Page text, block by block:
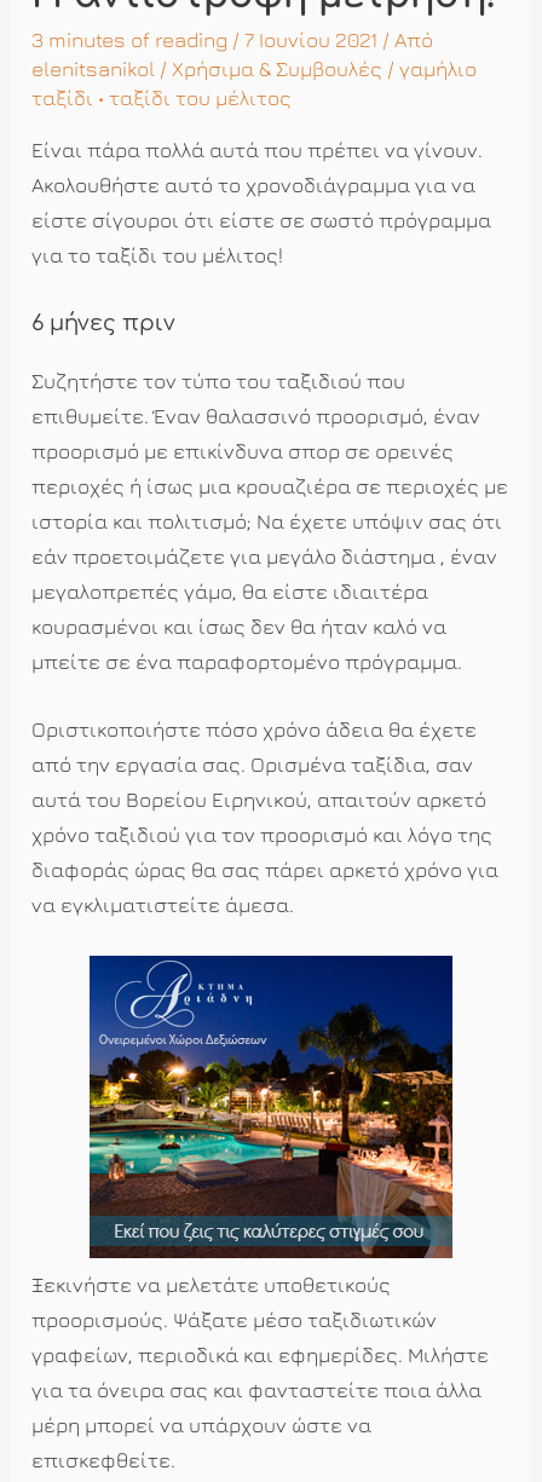
3 minutes of reading / 7 Ιουνίου 2021 / Από
elenitsanikol / Χρήσιμα & Συμβουλές /γαμήλιο
ταξίδι •ταξίδι του μέλιτος
Είναι πάρα πολλά αυτά που πρέπει να γίνουν.
Ακολουθήστε αυτό το χρονοδιάγραμμα για να
είστε σίγουροι ότι είστε σε σωστό πρόγραμμα
για το ταξίδι του μέλιτος!
6 μήνες πριν
Συζητήστε τον τύπο του ταξιδιού που
επιθυμείτε. Έναν θαλασσινό προορισμό, έναν
προορισμό με επικίνδυνα σπορ σε ορεινές
περιοχές ή ίσως μια κρουαζιέρα σε περιοχές με
ιστορία και πολιτισμό; Να έχετε υπόψιν σας ότι
εάν προετοιμάζετε για μεγάλο διάστημα , έναν
μεγαλοπρεπές γάμο, θα είστε ιδιαιτέρα
κουρασμένοι και ίσως δεν θα ήταν καλό να
μπείτε σε ένα παραφορτομένο πρόγραμμα.
Οριστικοποιήστε πόσο χρόνο άδεια θα έχετε
από την εργασία σας. Ορισμένα ταξίδια, σαν
αυτά του Βορείου Ειρηνικού, απαιτούν αρκετό
χρόνο ταξιδιού για τον προορισμό και λόγο της
διαφοράς ώρας θα σας πάρει αρκετό χρόνο για
να εγκλιματιστείτε άμεσα.
Ξεκινήστε να μελετάτε υποθετικούς
προορισμούς. Ψάξατε μέσο ταξιδιωτικών
γραφείων, περιοδικά και εφημερίδες. Μιλήστε
για τα όνειρα σας και φανταστείτε ποια άλλα
μέρη μπορεί να υπάρχουν ώστε να
επισκεφθείτε.